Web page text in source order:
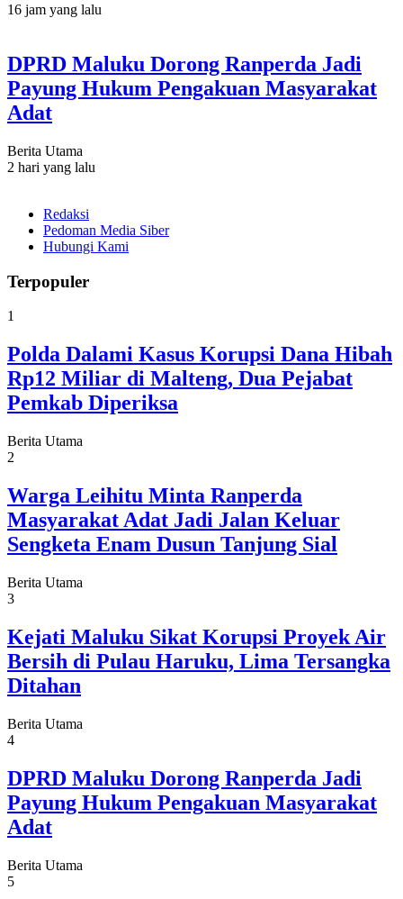
16 jam yang lalu
DPRD Maluku Dorong Ranperda Jadi
Payung Hukum Pengakuan Masyarakat
Adat
Berita Utama
2 hari yang lalu
Redaksi
Pedoman Media Siber
Hubungi Kami
Terpopuler
1
Polda Dalami Kasus Korupsi Dana Hibah
Rp12 Miliar di Malteng, Dua Pejabat
Pemkab Diperiksa
Berita Utama
2
Warga Leihitu Minta Ranperda
Masyarakat Adat Jadi Jalan Keluar
Sengketa Enam Dusun Tanjung Sial
Berita Utama
3
Kejati Maluku Sikat Korupsi Proyek Air
Bersih di Pulau Haruku, Lima Tersangka
Ditahan
Berita Utama
4
DPRD Maluku Dorong Ranperda Jadi
Payung Hukum Pengakuan Masyarakat
Adat
Berita Utama
5